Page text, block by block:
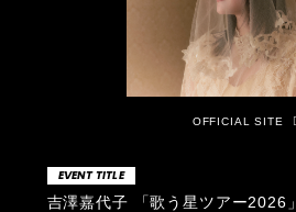
OFFICIAL SITE
EVENT TITLE
吉澤嘉代子 「歌う星ツアー2026」